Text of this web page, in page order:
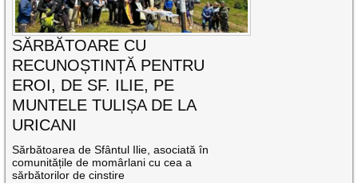
SĂRBĂTOARE CU
RECUNOȘTINȚĂ PENTRU
EROI, DE SF. ILIE, PE
MUNTELE TULIȘA DE LA
URICANI
Sărbătoarea de Sfântul Ilie, asociată în
comunitățile de momârlani cu cea a
sărbătorilor de cinstire